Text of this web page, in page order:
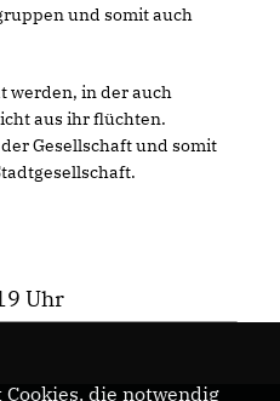
und somit auch
werden, in der auch
aus ihr flüchten.
Gesellschaft und somit
Uhr
die notwendig